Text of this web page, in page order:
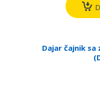
Dajar čajnik sa